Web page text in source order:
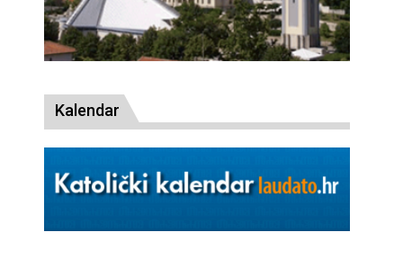
Kalendar